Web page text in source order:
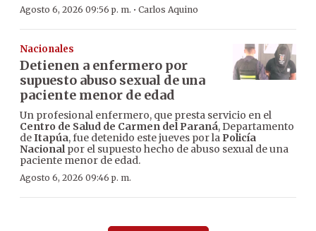
Agosto 6, 2026 09:56 p. m. · Carlos Aquino
Nacionales
Detienen a enfermero por
supuesto abuso sexual de una
paciente menor de edad
Un profesional enfermero, que presta servicio en el
Centro de Salud de Carmen del Paraná, Departamento
deItapúa, fue detenido este jueves por la Policía
Nacionalpor el supuesto hecho de abuso sexual de una
paciente menor de edad.
Agosto 6, 2026 09:46 p. m.